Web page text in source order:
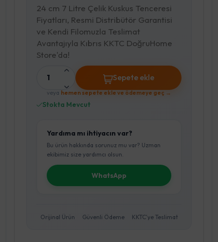
24 cm 7 Litre Çelik Kuskus Tenceresi
Fiyatları, Resmi Distribütör Garantisi
ve Kendi Filomuzla Teslimat
Avantajıyla Kıbrıs KKTC DoğruHome
Store'da!
1 Sepete ekle
veya hemen sepete ekle ve ödemeye geç →
Stokta Mevcut
Yardıma mı ihtiyacın var?
Bu ürün hakkında sorunuz mu var? Uzman
ekibimiz size yardımcı olsun.
WhatsApp
Orijinal Ürün Güvenli Ödeme KKTC'ye Teslimat